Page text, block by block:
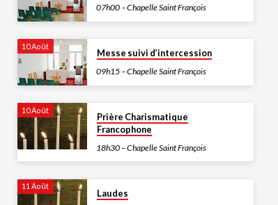
07h00 – Chapelle Saint François
10 Août
Messe suivi d’intercession
09h15 – Chapelle Saint François
10 Août
Prière Charismatique
Francophone
18h30 – Chapelle Saint François
11 Août
Laudes